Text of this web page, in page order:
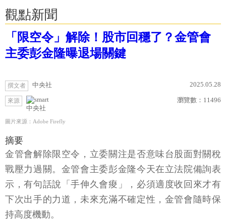
觀點新聞
「限空令」解除！股市回穩了？金管會
主委彭金隆曝退場關鍵
撰文者 中央社 2025.05.28
來源
中央社
瀏覽數： 11496
圖片來源：Adobe Firefly
摘要
金管會解除限空令，立委關注是否意味台股面對關稅
戰壓力過關。金管會主委彭金隆今天在立法院備詢表
示，有句話說「手伸久會痠」，必須適度收回來才有
下次出手的力道，未來充滿不確定性，金管會隨時保
持高度機動。